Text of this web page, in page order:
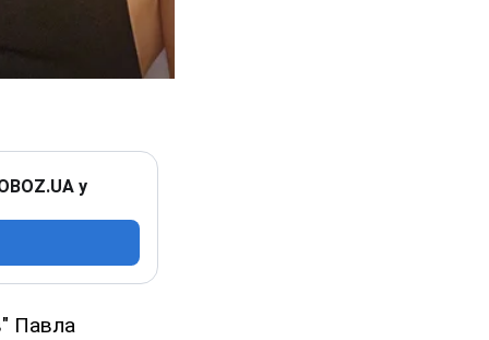
у
Павла